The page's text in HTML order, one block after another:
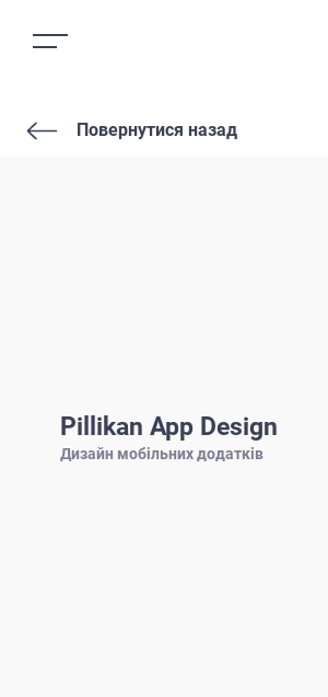
Повернутися назад
Pillikan App Design
Дизайн мобільних додатків